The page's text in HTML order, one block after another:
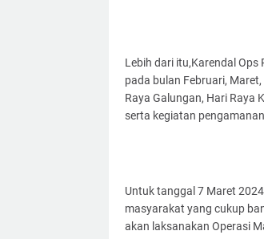
Lebih dari itu,Karendal Ops
pada bulan Februari,
Raya Galungan, Hari Raya
serta kegiatan
Untuk tanggal 7 Maret
masyarakat yang cukup
akan laksanakan Operasi